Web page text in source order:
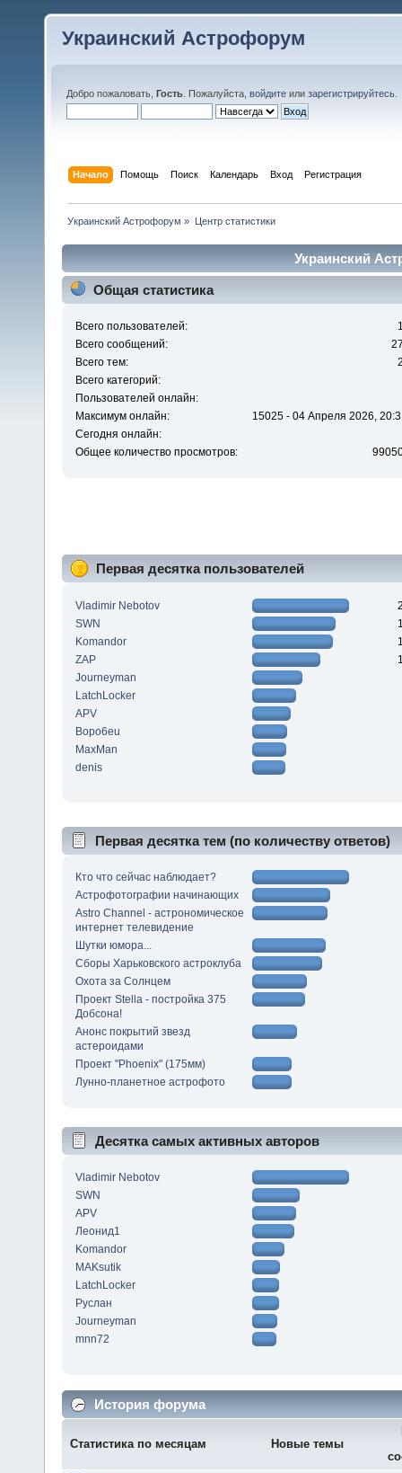
Украинский Астрофорум
Добро пожаловать, Гость . Пожалуйста, войдите или зарегистрируйтесь
Начало Помощь Поиск Календарь Вход Регистрация
Украинский Астрофорум » Центр статистики
Украинский
Общая статистика
Всего пользователей:
Всего сообщений:
Всего тем:
Всего категорий:
Пользователей онлайн:
Максимум онлайн:
15025 - 04 Апреля 2026,
Сегодня онлайн:
Общее количество просмотров:
Первая десятка пользователей
Vladimir Nebotov
SWN
Komandor
ZAP
Journeyman
LatchLocker
APV
Bopo6eu
MaxMan
denis
Первая десятка тем (по количеству ответов)
Кто что сейчас наблюдает?
Астрофотографии начинающих
Astro Channel - астрономическое
интернет телевидение
Шутки юмора...
Сборы Харьковского астроклуба
Охота за Солнцем
Проект Stella - постройка 375
Добсона!
Анонс покрытий звезд
астероидами
Проект "Phoenix" (175мм)
Лунно-планетное астрофото
Десятка самых активных авторов
Vladimir Nebotov
SWN
APV
Леонид1
Komandor
MAKsutik
LatchLocker
Руслан
Journeyman
mnn72
История форума
Статистика по месяцам Новые темы